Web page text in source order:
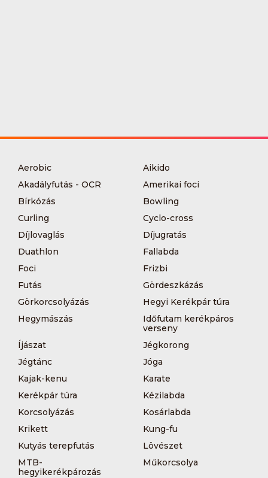
Aerobic
Aikido
Akadályfutás - OCR
Amerikai foci
Bírkózás
Bowling
Curling
Cyclo-cross
Díjlovaglás
Díjugratás
Duathlon
Fallabda
Foci
Frizbi
Futás
Gördeszkázás
Görkorcsolyázás
Hegyi Kerékpár túra
Hegymászás
Időfutam kerékpáros
verseny
Íjászat
Jégkorong
Jégtánc
Jóga
Kajak-kenu
Karate
Kerékpár túra
Kézilabda
Korcsolyázás
Kosárlabda
Krikett
Kung-fu
Kutyás terepfutás
Lövészet
MTB-
hegyikerékpározás
Műkorcsolya